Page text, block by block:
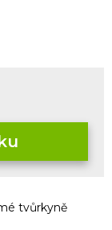
tvůrkyně